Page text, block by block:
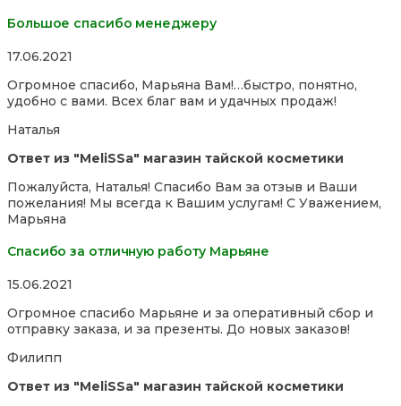
Большое спасибо менеджеру
Rated
out
of
17.06.2021
Огромное спасибо, Марьяна Вам!…быстро, понятно,
удобно с вами. Всех благ вам и удачных продаж!
Наталья
Ответ из "MeliSSa" магазин тайской косметики
Пожалуйста, Наталья! Спасибо Вам за отзыв и Ваши
пожелания! Мы всегда к Вашим услугам! С Уважением,
Марьяна
Спасибо за отличную работу Марьяне
Rated
out
of
15.06.2021
Огромное спасибо Марьяне и за оперативный сбор и
отправку заказа, и за презенты. До новых заказов!
Филипп
Ответ из "MeliSSa" магазин тайской косметики